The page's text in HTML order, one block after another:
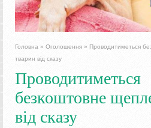
Головна » Оголошення » Проводитиметься
тварин від сказу
Проводитиметься
безкоштовне
від сказу